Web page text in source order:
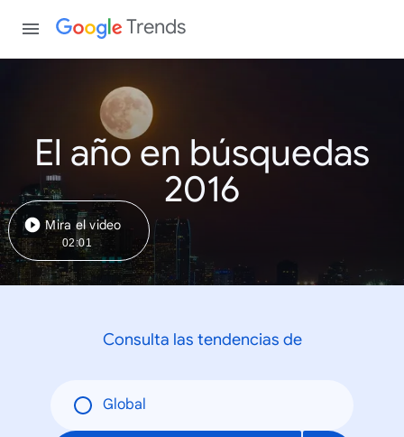
Trends
El año en búsquedas
2016
Mira el video
02:01
Consulta las tendencias de
Global